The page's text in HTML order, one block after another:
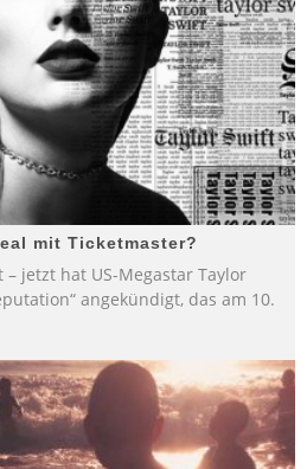
mit Ticketmaster?
jetzt hat US-Megastar Taylor
angekündigt, das am 10.